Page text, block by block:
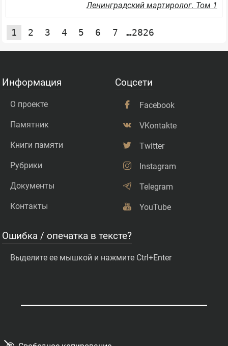
Ленинградский мартиролог. Том 1
1 2 3 4 5 6 7 …2826
Информация
О проекте
Памятник
Книги памяти
Рубрики
Документы
Контакты
Соцсети
Facebook
VKontakte
Twitter
Instagram
Telegram
YouTube
Ошибка / опечатка в тексте?
Выделите ее мышкой и нажмите Ctrl+Enter